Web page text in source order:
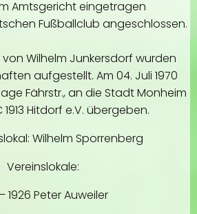
Amtsgericht eingetragen
Fußballclub angeschlossen.
Wilhelm Junkersdorf wurden
aufgestellt. Am 04. Juli 1970
Fährstr., an die Stadt Monheim
Hitdorf e.V. übergeben.
Wilhelm Sporrenberg
Vereinslokale:
– 1926 Peter Auweiler